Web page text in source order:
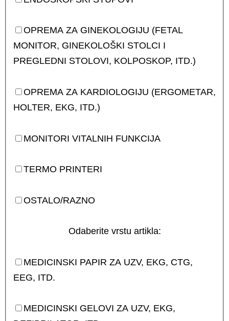
OPREMA ZA GINEKOLOGIJU (FETAL
MONITOR, GINEKOLOŠKI STOLCI I
PREGLEDNI STOLOVI, KOLPOSKOP, ITD.)
OPREMA ZA KARDIOLOGIJU (ERGOMETAR,
HOLTER, EKG, ITD.)
MONITORI VITALNIH FUNKCIJA
TERMO PRINTERI
OSTALO/RAZNO
Odaberite vrstu artikla:
MEDICINSKI PAPIR ZA UZV, EKG, CTG,
EEG, ITD.
MEDICINSKI GELOVI ZA UZV, EKG,